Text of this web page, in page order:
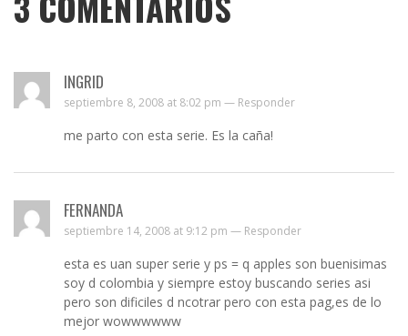
INGRID
septiembre 8, 2008 at 8:02 pm — Responder
me parto con esta serie. Es la caña!
FERNANDA
septiembre 14, 2008 at 9:12 pm — Responder
esta es uan super serie y ps = q apples son buenisimas
soy d colombia y siempre estoy buscando series asi
pero son dificiles d ncotrar pero con esta pag,es de lo
mejor wowwwwww